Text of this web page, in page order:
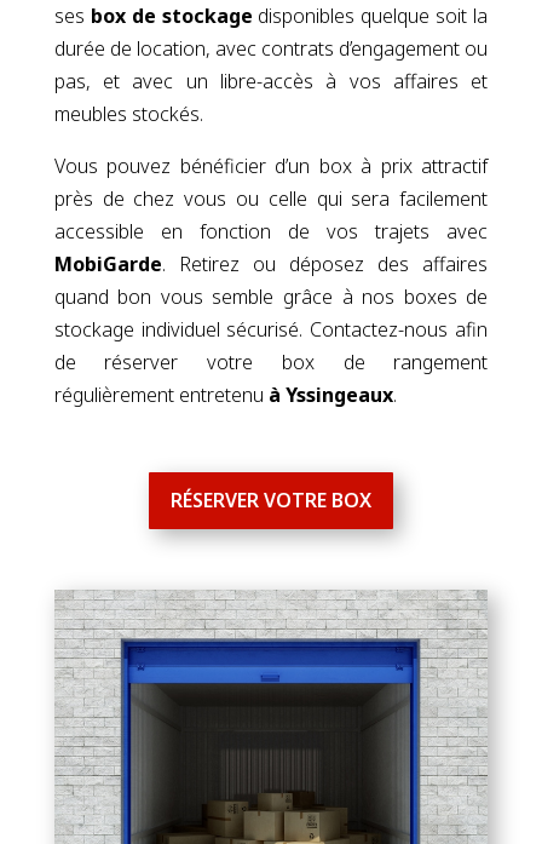
ses box de stockage disponibles quelque soit la
durée de location, avec contrats d’engagement ou
pas, et avec un libre-accès à vos affaires et
meubles stockés.
Vous pouvez bénéficier d’un box à prix attractif
près de chez vous ou celle qui sera facilement
accessible en fonction de vos trajets avec
MobiGarde. Retirez ou déposez des affaires
quand bon vous semble grâce à nos boxes de
stockage individuel sécurisé. Contactez-nous afin
de réserver votre box de rangement
régulièrement entretenu à Yssingeaux.
RÉSERVER VOTRE BOX